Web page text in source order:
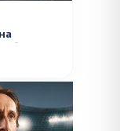
бр. 1,